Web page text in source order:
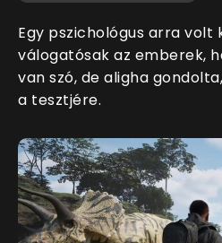
Egy pszichológus arra volt
válogatósak az emberek,
van szó, de aligha
a tesztjére.